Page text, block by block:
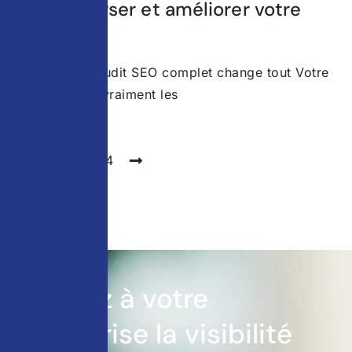
pour analyser et améliorer votre
Pourquoi un audit SEO complet change tout Votre
site attire-t-il vraiment les
4
Donnez à votre
entreprise la visibilité